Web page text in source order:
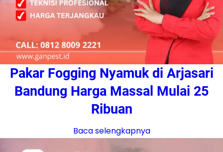
Pakar Fogging Nyamuk di Arjasari
Bandung Harga Massal Mulai 25
Ribuan
Baca selengkapnya